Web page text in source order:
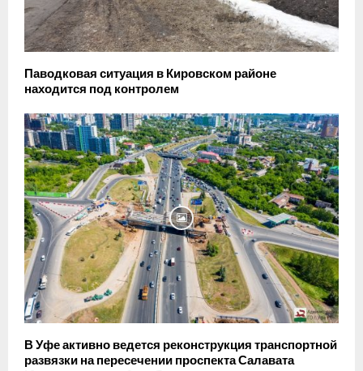
Паводковая ситуация в Кировском районе
находится под контролем
В Уфе активно ведется реконструкция транспортной
развязки на пересечении проспекта Салавата